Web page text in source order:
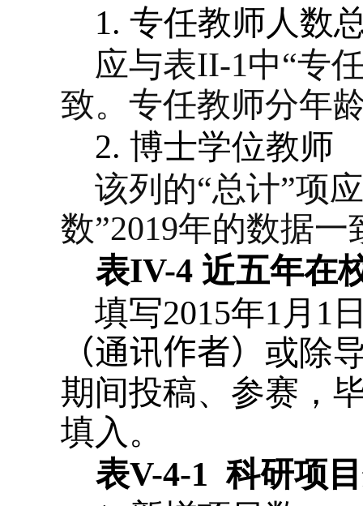
1.专任教师人数
应与表II-1中“专
致。专任教师分年
2.博士学位教师
该列的“总计”项
数”2019年的数据一
表IV-4 近五年在
填写2015年1 月 1
（通讯作者） 或除
期间投稿、参赛，
填入。
表V-4-1科研项